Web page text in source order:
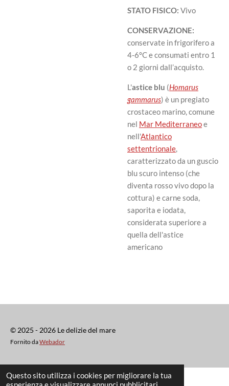
Questo sito utilizza i cookies per migliorare la tua
STATO FISICO: Vivo
CONSERVAZIONE:
conservate in frigorifero a
4-6°C e consumati entro 1
o 2 giorni dall’acquisto.
L'astice blu (Homarus
gammarus) è un pregiato
crostaceo marino, comune
nel Mar Mediterraneoe
nell'Atlantico
settentrionale,
caratterizzato da un guscio
blu scuro intenso (che
diventa rosso vivo dopo la
cottura) e carne soda,
saporita e iodata,
considerata superiore a
quella dell'astice
americano
© 2025 - 2026 Le delizie del mare
Fornito daWebador